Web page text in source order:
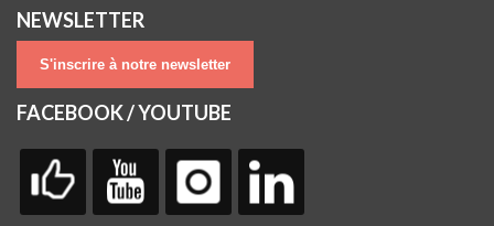
NEWSLETTER
S'inscrire à notre newsletter
FACEBOOK / YOUTUBE